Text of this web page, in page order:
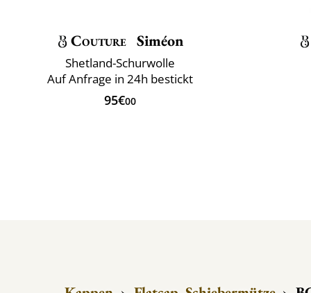
Couture Siméon
Shetland-Schurwolle
Auf Anfrage in 24h bestickt
95€00